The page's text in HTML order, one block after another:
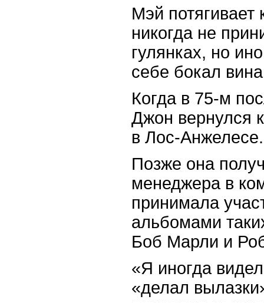
Мэй потягивает
никогда не
гулянках, но
себе бокал
Когда в 75-м
Джон вернулся
в Лос-Анжелесе.
Позже она
менеджера в
принимала
альбомами
Боб Марли и
«Я иногда
«делал